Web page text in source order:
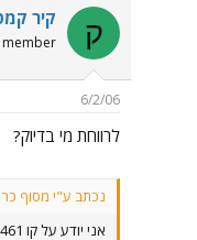
ב
ת
ר
ק קיר
member
6/2/06
לרווחת מי בדיוק?
נכתב ע"י מסוף
אני יודע על קו 461 של אגד ויתכן שיש